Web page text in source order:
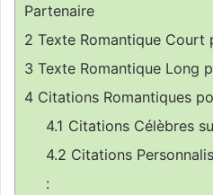
Partenaire
2 Texte Romantique Court
3 Texte Romantique Long
4 Citations Romantiques
4.1 Citations Célèbres
4.2 Citations
: